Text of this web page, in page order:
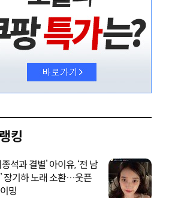
킹
종석과 결별’ 아이유, ‘전 남
장기하 노래 소환…웃픈
밍